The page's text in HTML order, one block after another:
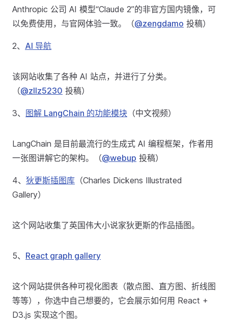
Anthropic 公司 AI 模型“Claude 2”的非官方国内镜像，可
以免费使用，与官网体验一致。（@zengdamo 投稿）
2、 AI 导航
该网站收集了各种 AI 站点，并进行了分类。
（@zllz5230 投稿）
3、 图解 LangChain 的功能模块 （中文视频）
LangChain 是目前最流行的生成式 AI 编程框架，作者用
一张图讲解它的架构。（@webup 投稿）
4、 狄更斯插图库 （Charles Dickens Illustrated
Gallery）
这个网站收集了英国伟大小说家狄更斯的作品插图。
5、 React graph gallery
这个网站提供各种可视化图表（散点图、直方图、折线图
等等），你选中自己想要的，它会展示如何用 React +
D3.js 实现这个图。